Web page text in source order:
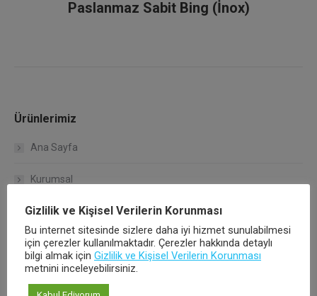
Paslanmaz Sabit Bing (İnox)
Ürünlerimiz
Ana Sayfa
Kurumsal
Çalışma Koşullarımız
Kalite Politikamız
Hakkımızda
Gizlilik ve Kişisel Verilerin Korunması
Bu internet sitesinde sizlere daha iyi hizmet sunulabilmesi
için çerezler kullanılmaktadır. Çerezler hakkında detaylı
bilgi almak için Gizlilik ve Kişisel Verilerin Korunması
metnini inceleyebilirsiniz.